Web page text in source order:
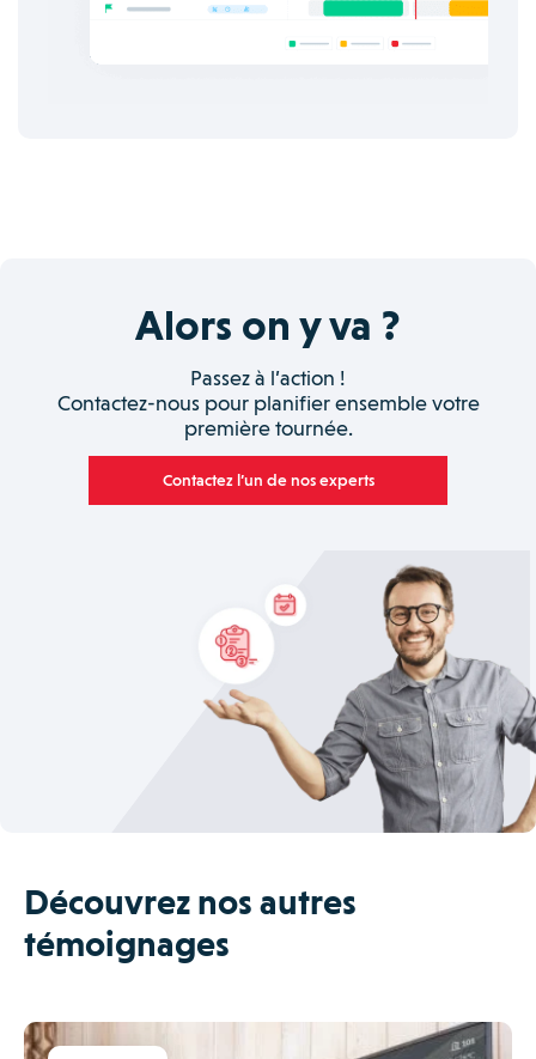
Alors on y va ?
Passez à l’action !
Contactez-nous pour planifier ensemble votre
première tournée.
Contactez l’un de nos experts
Découvrez nos autres
témoignages